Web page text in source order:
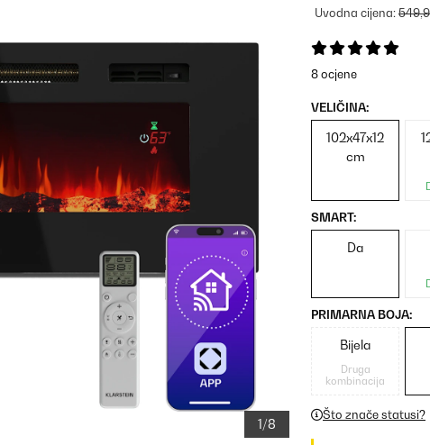
1/8
Uvodna cijena:
8 ocjene
VELIČINA:
102x47x12
cm
SMART:
Da
PRIMARNA BOJA:
Bijela
Druga
kombinacija
Što znače statusi?